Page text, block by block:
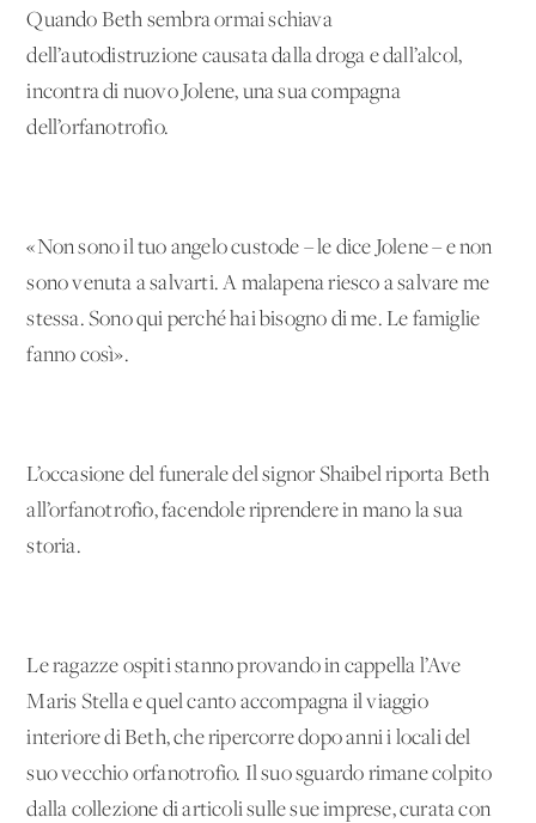
Quando Beth sembra ormai schiava
dell’autodistruzione causata dalla droga e dall’alcol,
incontra di nuovo Jolene, una sua compagna
dell’orfanotrofio.
«Non sono il tuo angelo custode – le dice Jolene – e non
sono venuta a salvarti. A malapena riesco a salvare me
stessa. Sono qui perché hai bisogno di me. Le famiglie
fanno così».
L’occasione del funerale del signor Shaibel riporta Beth
all’orfanotrofio, facendole riprendere in mano la sua
storia.
Le ragazze ospiti stanno provando in cappella l’Ave
Maris Stella e quel canto accompagna il viaggio
interiore di Beth, che ripercorre dopo anni i locali del
suo vecchio orfanotrofio. Il suo sguardo rimane colpito
dalla collezione di articoli sulle sue imprese, curata con